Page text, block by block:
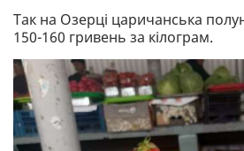
Так на Озерці царичанська
150-160 гривень за кілограм.